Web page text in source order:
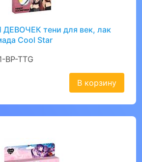
тени для век, лак
Cool Star
BP-TTG
В корзину